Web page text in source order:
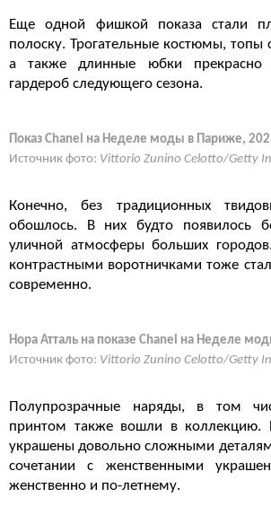
Еще одной фишкой показа стали
полоску. Трогательные костюмы,
а также длинные юбки прекрасно
гардероб следующего сезона.
Показ Chanel на Неделе моды в Париже,
Источник фото: Vittorio Zunino Celotto/Getty
Конечно, без традиционных
обошлось. В них будто появилось
уличной атмосферы больших
контрастными воротничками тоже
современно.
Нора Атталь на показе Chanel на Неделе
Источник фото: Vittorio Zunino Celotto/Getty
Полупрозрачные наряды, в том
принтом также вошли в коллекцию.
украшены довольно сложными
сочетании с женственными
женственно и по-летнему.